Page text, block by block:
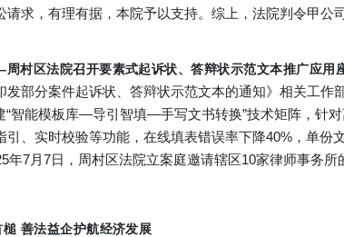
求，有理有据，本院予以支持。综上，法院判令甲公
村区法院召开要素式起诉状、答辩状示范文本推广应用
部分案件起诉状、答辩状示范文本的通知》相关工
智能模板库—导引智填—手写文书转换”技术矩阵，针
、实时校验等功能，在线填表错误率下降40%，单份
年7月7日，周村区法院立案庭邀请辖区10家律师事务
善法益企护航经济发展